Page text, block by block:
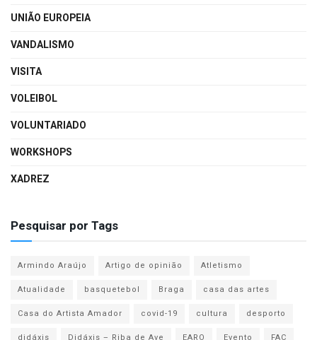
UNIÃO EUROPEIA
VANDALISMO
VISITA
VOLEIBOL
VOLUNTARIADO
WORKSHOPS
XADREZ
Pesquisar por Tags
Armindo Araújo Artigo de opinião
Atletismo
Atualidade
basquetebol Braga
casa das artes
Casa do Artista Amador
covid-19 cultura
desporto